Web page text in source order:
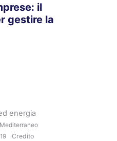
il
gestire la
energia
Credito